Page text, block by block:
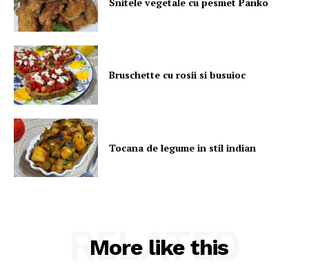
Bruschette cu rosii si busuioc
Tocana de legume in stil indian
More like this
RELATED